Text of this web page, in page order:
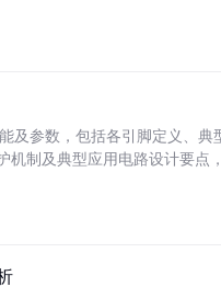
及参数，包括各引脚定义、
机制及典型应用电路设计要点